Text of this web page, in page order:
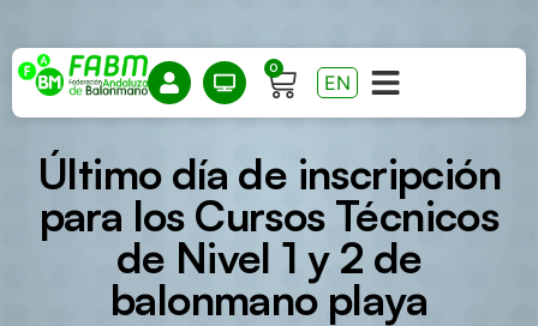
0
EN
Último día de inscripción
para los Cursos Técnicos
de Nivel 1 y 2 de
balonmano playa